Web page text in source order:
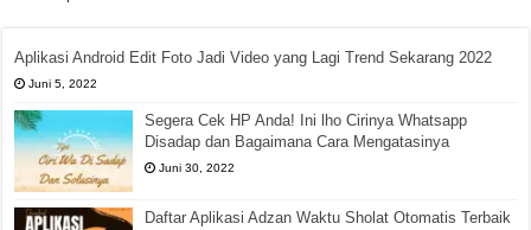
Aplikasi Android Edit Foto Jadi Video yang Lagi Trend Sekarang 2022
Juni 5, 2022
Segera Cek HP Anda! Ini lho Cirinya Whatsapp
Disadap dan Bagaimana Cara Mengatasinya
Juni 30, 2022
Daftar Aplikasi Adzan Waktu Sholat Otomatis Terbaik